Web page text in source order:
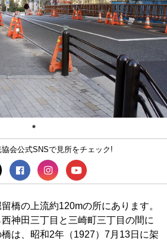
会公式SNSで見所をチェック!
橋の上流約120mの所にあります。
神田三丁目と三崎町三丁目の間に
は、昭和2年（1927）7月13日に架